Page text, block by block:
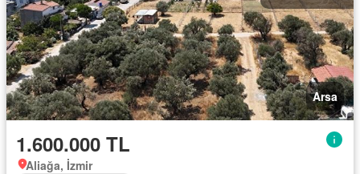
Arsa
1.600.000 TL
Aliağa, İzmir